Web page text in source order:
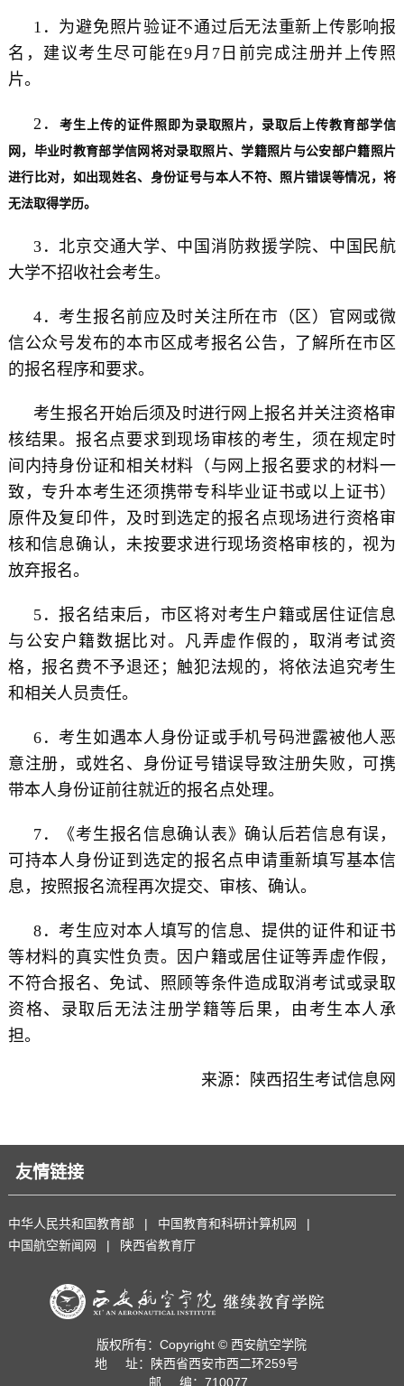
1．为避免照片验证不通过后无法重新上传影响报
名，建议考生尽可能在9月7日前完成注册并上传照
片。
2．
考生上传的证件照即为录取照片，录取后上传教育部学信
网，毕业时教育部学信网将对录取照片、学籍照片与公安部户籍照片
进行比对，如出现姓名、身份证号与本人不符、照片错误等情况，将
无法取得学历。
3．北京交通大学、中国消防救援学院、中国民航
大学不招收社会考生。
4．考生报名前应及时关注所在市（区）官网或微
信公众号发布的本市区成考报名公告，了解所在市区
的报名程序和要求。
考生报名开始后须及时进行网上报名并关注资格审
核结果。报名点要求到现场审核的考生，须在规定时
间内持身份证和相关材料（与网上报名要求的材料一
致，专升本考生还须携带专科毕业证书或以上证书）
原件及复印件，及时到选定的报名点现场进行资格审
核和信息确认，未按要求进行现场资格审核的，视为
放弃报名。
5．报名结束后，市区将对考生户籍或居住证信息
与公安户籍数据比对。凡弄虚作假的，取消考试资
格，报名费不予退还；触犯法规的，将依法追究考生
和相关人员责任。
6．考生如遇本人身份证或手机号码泄露被他人恶
意注册，或姓名、身份证号错误导致注册失败，可携
带本人身份证前往就近的报名点处理。
7．《考生报名信息确认表》确认后若信息有误，
可持本人身份证到选定的报名点申请重新填写基本信
息，按照报名流程再次提交、审核、确认。
8．考生应对本人填写的信息、提供的证件和证书
等材料的真实性负责。因户籍或居住证等弄虚作假，
不符合报名、免试、照顾等条件造成取消考试或录取
资格、录取后无法注册学籍等后果，由考生本人承
担。
来源：陕西招生考试信息网
友情链接
中华人民共和国教育部 | 中国教育和科研计算机网
|
中国航空新闻网
| 陕西省教育厅
版权所有：Copyright © 西安航空学院
地 址：陕西省西安市西二环259号
邮 编：710077